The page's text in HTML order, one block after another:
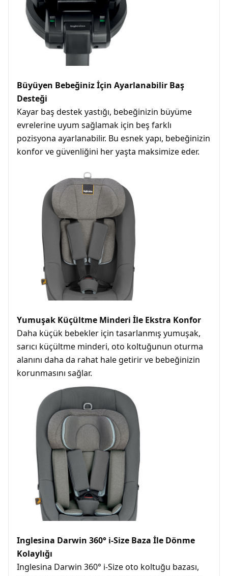
Büyüyen Bebeğiniz İçin Ayarlanabilir Baş
Desteği
Kayar baş destek yastığı, bebeğinizin büyüme
evrelerine uyum sağlamak için beş farklı
pozisyona ayarlanabilir. Bu esnek yapı, bebeğinizin
konfor ve güvenliğini her yaşta maksimize eder.
Yumuşak Küçültme Minderi İle Ekstra Konfor
Daha küçük bebekler için tasarlanmış yumuşak,
sarıcı küçültme minderi, oto koltuğunun oturma
alanını daha da rahat hale getirir ve bebeğinizin
korunmasını sağlar.
Inglesina Darwin 360° i-Size Baza İle Dönme
Kolaylığı
Inglesina Darwin 360° i-Size oto koltuğu bazası,